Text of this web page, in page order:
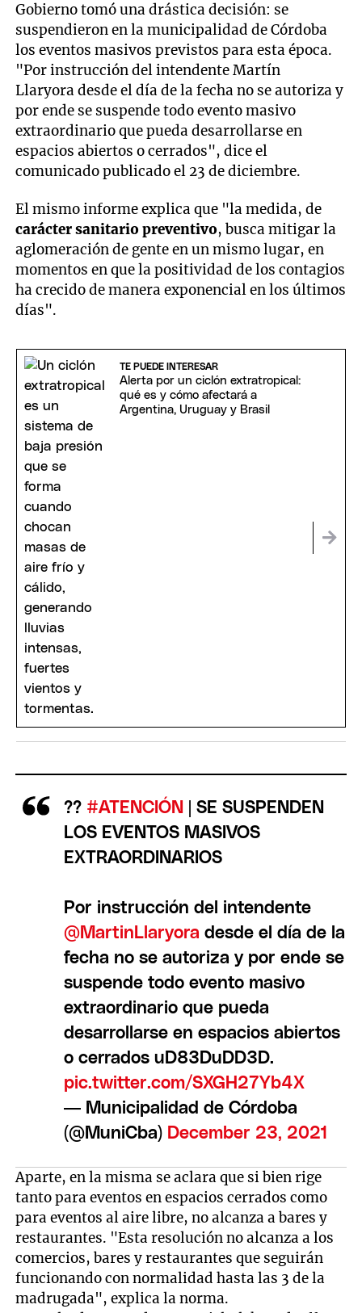
Gobierno tomó una drástica decisión: se
suspendieron en la municipalidad de Córdoba
los eventos masivos previstos para esta época.
"Por instrucción del intendente Martín
Llaryora desde el día de la fecha no se autoriza y
por ende se suspende todo evento masivo
extraordinario que pueda desarrollarse en
espacios abiertos o cerrados", dice el
comunicado publicado el 23 de diciembre.
El mismo informe explica que "la medida, de
carácter sanitario preventivo, busca mitigar la
aglomeración de gente en un mismo lugar, en
momentos en que la positividad de los contagios
ha crecido de manera exponencial en los últimos
días".
TE PUEDE INTERESAR
Alerta por un ciclón extratropical:
qué es y cómo afectará a
Argentina, Uruguay y Brasil
?? #ATENCIÓN
| SE SUSPENDEN
LOS EVENTOS MASIVOS
EXTRAORDINARIOS
Por instrucción del intendente
@MartinLlaryora desde el día de la
fecha no se autoriza y por ende se
suspende todo evento masivo
extraordinario que pueda
desarrollarse en espacios abiertos
o cerrados uD83DuDD3D.
pic.twitter.com/SXGH27Yb4X
— Municipalidad de Córdoba
(@MuniCba) December 23, 2021
Aparte, en la misma se aclara que si bien rige
tanto para eventos en espacios cerrados como
para eventos al aire libre, no alcanza a bares y
restaurantes. "Esta resolución no alcanza a los
comercios, bares y restaurantes que seguirán
funcionando con normalidad hasta las 3 de la
madrugada", explica la norma.